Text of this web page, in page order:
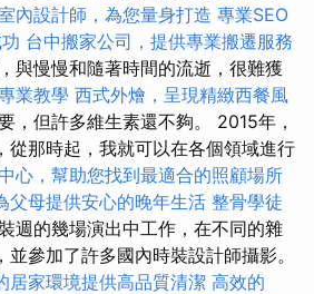
內設計師，為您量身打造 專業SEO
台中搬家公司，提供專業搬遷服務
與慢慢和隨著時間的流逝，很難獲
業教學 西式外燴，呈現精緻西餐風
，但許多維生素還不夠。 2015年，
從那時起，我就可以在各個領域進行
心，幫助您找到最適合的照顧場所
父母提供安心的晚年生活 整骨學徒
週的幾場演出中工作，在不同的雜
參加了許多國內時裝設計師攝影。
居家環境提供高品質清潔 高效的